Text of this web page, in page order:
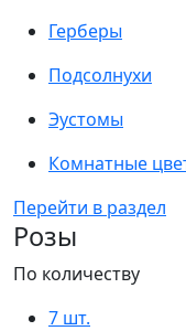
Герберы
Подсолнухи
Эустомы
Комнатные
Перейти в раздел
Розы
По количеству
7 шт.